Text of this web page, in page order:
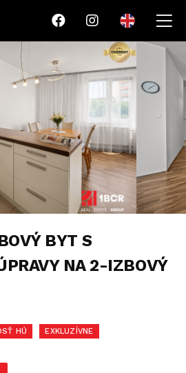
BYT S
NA 2-IZBOVÝ
HÚ EXKLUZÍVNE